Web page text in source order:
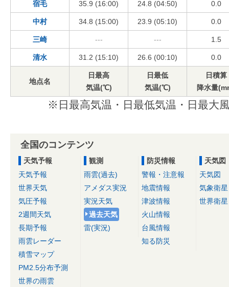
宿毛 35.9 (16:00) 24.8 (04:50) 0.0
中村 34.8 (15:00) 23.9 (05:10) 0.0
三崎 --- --- 1.5
清水 31.2 (15:10) 26.6 (00:10) 0.0
地点名
日最高
気温(℃)
日最低
気温(℃)
日積算
降水量
※日最高気温・日最低気温・日最大
全国のコンテンツ
天気予報
天気予報
世界天気
気圧予報
2週間天気
長期予報
雨雲レーダー
積雪マップ
PM2.5分布予測
世界の雨雲
観測
雨雲(過去)
アメダス実況
実況天気
過去天気
雷(実況)
防災情報
警報・注意報
地震情報
津波情報
火山情報
台風情報
知る防災
天気図
天気図
気象衛星
世界衛星